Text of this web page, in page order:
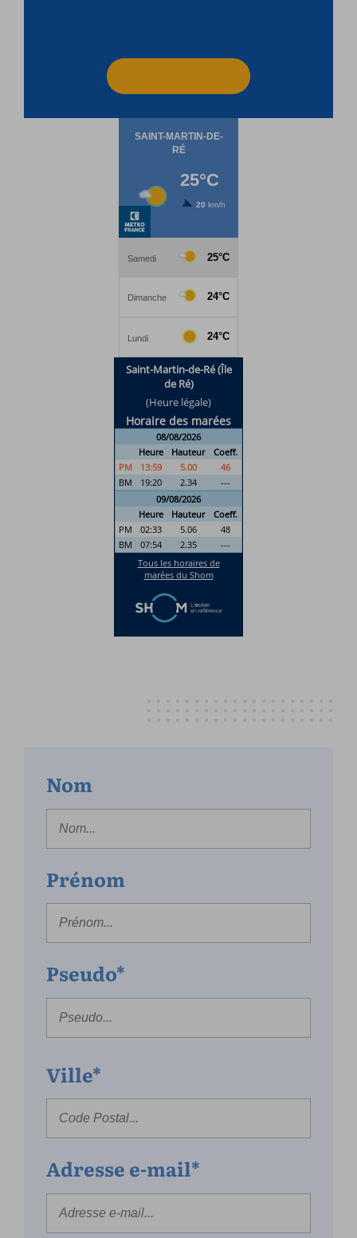
Nom
Prénom
Pseudo*
Ville*
Adresse e-mail*